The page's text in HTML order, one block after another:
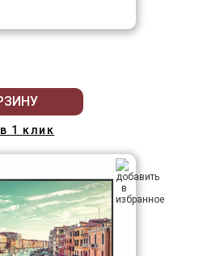
1 клик